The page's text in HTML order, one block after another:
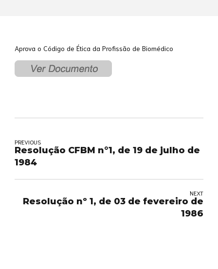
Aprova o Código de Ética da Profissão de Biomédico
PREVIOUS
Resolução CFBM n°1, de 19 de julho de
1984
NEXT
Resolução nº 1, de 03 de fevereiro de
1986